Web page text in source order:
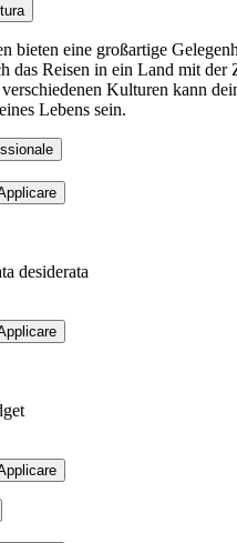
bieten eine großartige
das Reisen in ein Land mit
Kulturen kann
Lebens sein.
desiderata